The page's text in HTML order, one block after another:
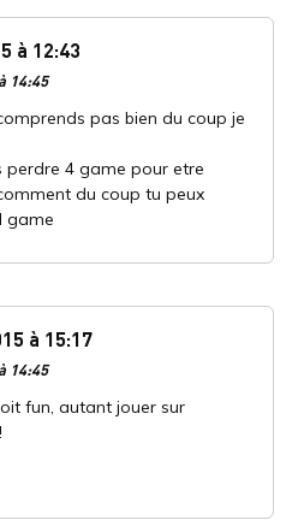
à 12:43
14:45
pas bien du coup je
perdre 4 game pour etre
du coup tu peux
game
à 15:17
14:45
fun, autant jouer sur